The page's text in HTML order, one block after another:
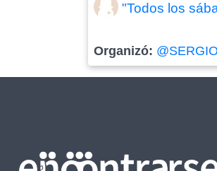
"Todos los
Organizó: @SERGIO